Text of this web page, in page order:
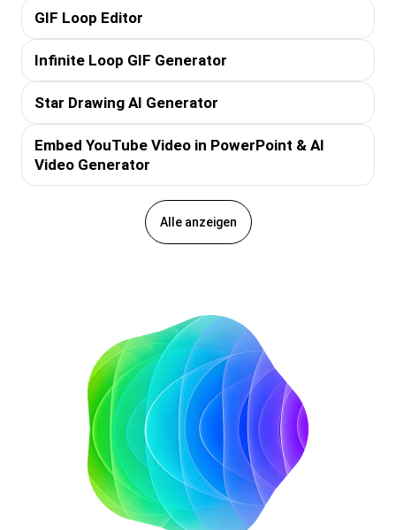
GIF Loop Editor
Infinite Loop GIF Generator
Star Drawing AI Generator
Embed YouTube Video in PowerPoint & AI
Video Generator
Alle anzeigen